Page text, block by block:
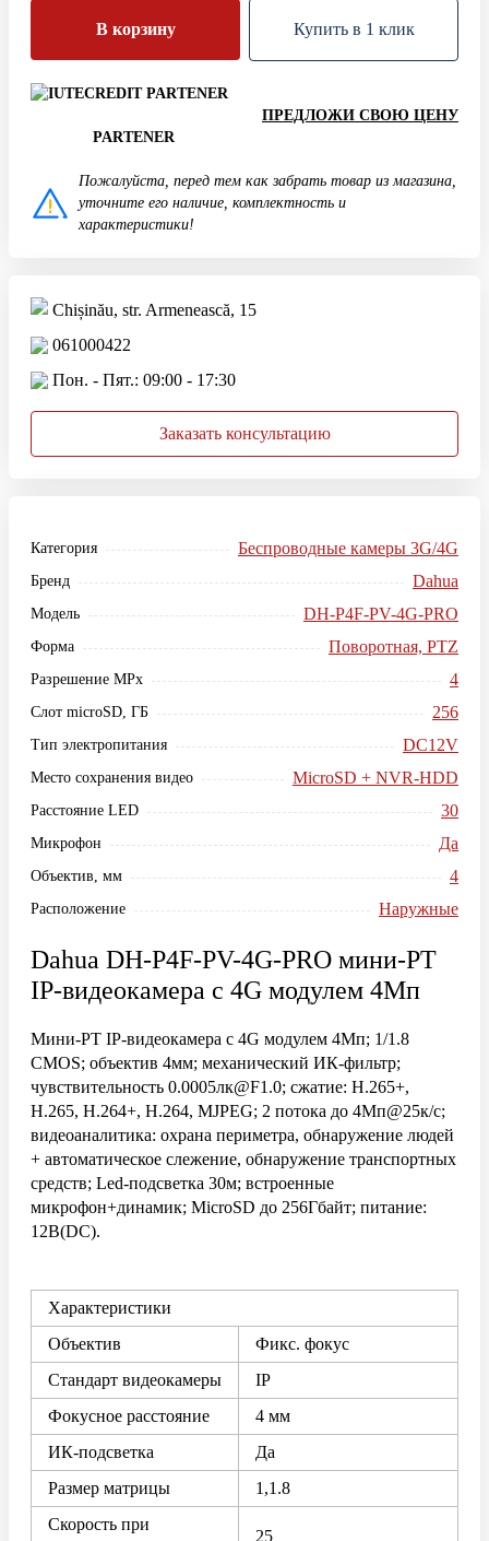
Категория Беспроводные камеры 3G/4G
Бренд Dahua
Модель DH-P4F-PV-4G-PRO
Форма Поворотная, PTZ
Разрешение MPx 4
Слот microSD, ГБ 256
Тип электропитания DC12V
Место сохранения видео MicroSD + NVR-HDD
Расстояние LED 30
Микрофон Да
Объектив, мм 4
Расположение Наружные
Dahua DH-P4F-PV-4G-PRO мини-PT
IP-видеокамера с 4G модулем 4Мп
Мини-PT IP-видеокамера с 4G модулем 4Мп; 1/1.8
CMOS; объектив 4мм; механический ИК-фильтр;
чувствительность 0.0005лк@F1.0; сжатие: H.265+,
H.265, H.264+, H.264, MJPEG; 2 потока до 4Мп@25к/с;
видеоаналитика: охрана периметра, обнаружение людей
+ автоматическое слежение, обнаружение транспортных
средств; Led-подсветка 30м; встроенные
микрофон+динамик; MicroSD до 256Гбайт; питание:
12В(DC).
Характеристики
Объектив
Фикс. фокус
Стандарт видеокамеры
IP
Фокусное расстояние
4 мм
ИК-подсветка
Да
Размер матрицы
1,1.8
Скорость при
25
В корзину Купить в 1 клик
PARTENER
ПРЕДЛОЖИ СВОЮ ЦЕНУ
Пожалуйста, перед тем как забрать товар из магазина,
уточните его наличие, комплектность и
характеристики!
Chișinău, str. Armenească, 15
061000422
Пон. - Пят.: 09:00 - 17:30
Заказать консультацию